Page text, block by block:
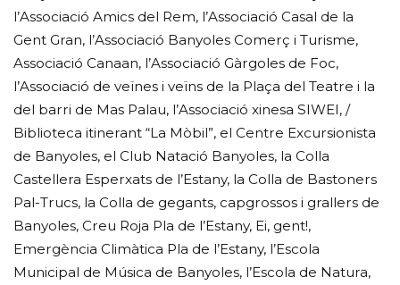
l’Associació Amics del Rem, l’Associació Casal de la
Gent Gran, l’Associació Banyoles Comerç i Turisme,
Associació Canaan, l’Associació Gàrgoles de Foc,
l’Associació de veïnes i veïns de la Plaça del Teatre i la
del barri de Mas Palau, l’Associació xinesa SIWEI, /
Biblioteca itinerant “La Mòbil”, el Centre Excursionista
de Banyoles, el Club Natació Banyoles, la Colla
Castellera Esperxats de l’Estany, la Colla de Bastoners
Pal-Trucs, la Colla de gegants, capgrossos i grallers de
Banyoles, Creu Roja Pla de l’Estany, Ei, gent!,
Emergència Climàtica Pla de l’Estany, l’Escola
Municipal de Música de Banyoles, l’Escola de Natura,